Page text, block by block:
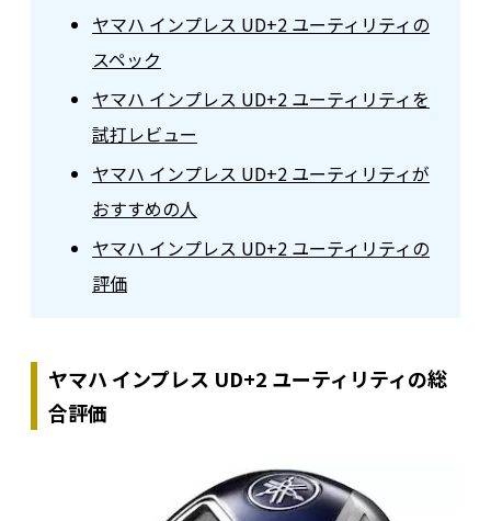
ヤマハ インプレス UD+2 ユーティリティの
スペック
ヤマハ インプレス UD+2 ユーティリティを
試打レビュー
ヤマハ インプレス UD+2 ユーティリティが
おすすめの人
ヤマハ インプレス UD+2 ユーティリティの
評価
ヤマハ インプレス UD+2 ユーティリティの総
合評価